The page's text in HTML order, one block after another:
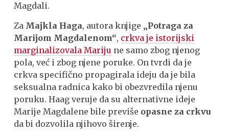
Magdali.
Za Majkla Haga, autora knjige „Potraga za
Marijom Magdalenom“, crkva je istorijski
marginalizovala Mariju ne samo zbog njenog
pola, već i zbog njene poruke. On tvrdi da je
crkva specifično propagirala ideju da je bila
seksualna radnica kako bi obezvredila njenu
poruku. Haag veruje da su alternativne ideje
Marije Magdalene bile previše opasne za crkvu
da bi dozvolila njihovo širenje.